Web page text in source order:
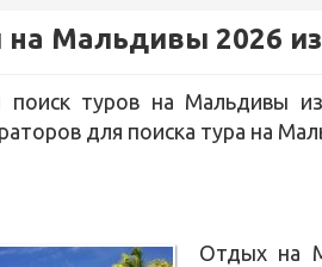
Мальдивы 2026
поиск туров на Мальдивы
для поиска тура на
Отдых на